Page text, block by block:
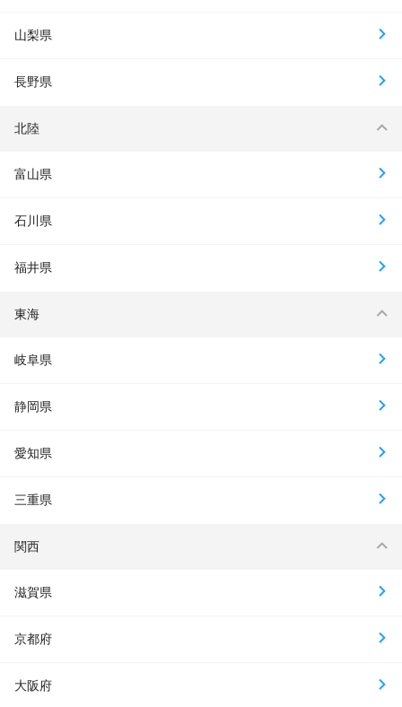
山梨県
長野県
北陸
富山県
石川県
福井県
東海
岐阜県
静岡県
愛知県
三重県
関西
滋賀県
京都府
大阪府